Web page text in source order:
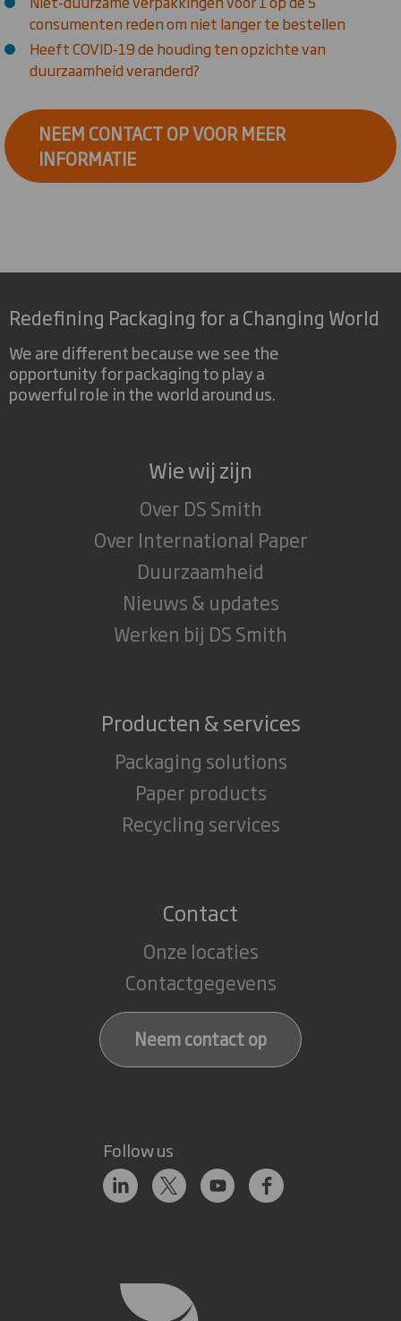
consumenten reden om niet langer te bestellen
Heeft COVID-19 de houding ten opzichte van
duurzaamheid veranderd?
NEEM CONTACT OP VOOR MEER
INFORMATIE
Redefining Packaging for a Changing World
We are different because we see the
opportunity for packaging to play a
powerful role in the world around us.
Wie wij zijn
Over DS Smith
Over International Paper
Duurzaamheid
Nieuws & updates
Werken bij DS Smith
Producten & services
Packaging solutions
Paper products
Recycling services
Contact
Onze locaties
Contactgegevens
Neem contact op
Follow us